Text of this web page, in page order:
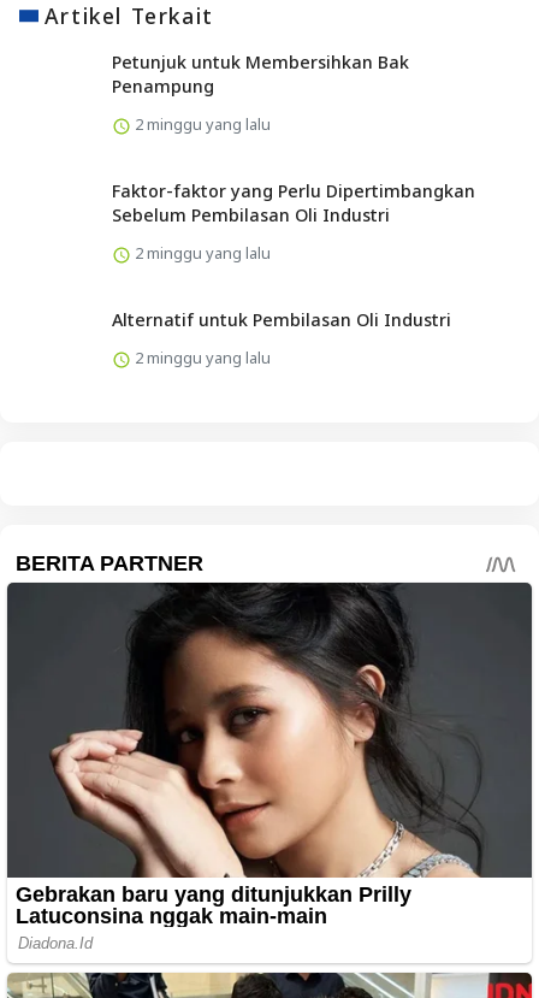
Artikel Terkait
Petunjuk untuk Membersihkan Bak
Penampung
2 minggu yang lalu
Faktor-faktor yang Perlu Dipertimbangkan
Sebelum Pembilasan Oli Industri
2 minggu yang lalu
Alternatif untuk Pembilasan Oli Industri
2 minggu yang lalu